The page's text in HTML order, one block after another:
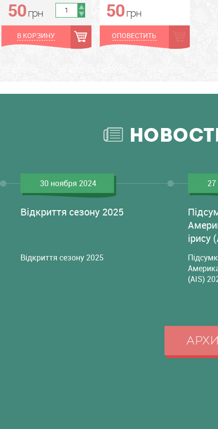
грн
50грн
В КОРЗИНУ
грн
50грн
ОПОВЕСТИТЬ
30 ноября 2024
Відкриття сезону 2025
Відкриття сезону 2025
ірису
(AIS)